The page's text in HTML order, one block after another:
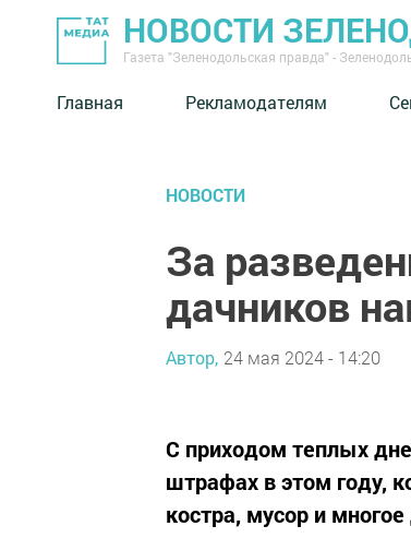
НОВОСТИ
Газета "Зеленодольская правда" -
Главная Рекламодателям
НОВОСТИ
За
дачников
Автор, 24 мая 2024 - 14:20
С приходом теплых
штрафах в этом году,
костра, мусор и